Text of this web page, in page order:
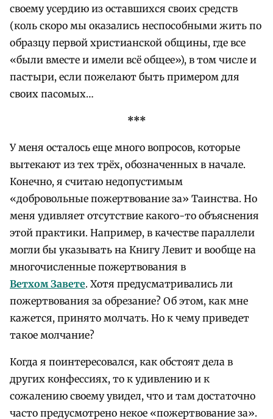
своему усердию из оставшихся своих средств
(коль скоро мы оказались неспособными жить по
образцу первой христианской общины, где все
«были вместе и имели всё общее»), в том числе и
пастыри, если пожелают быть примером для
своих пасомых…
***
У меня осталось еще много вопросов, которые
вытекают из тех трёх, обозначенных в начале.
Конечно, я считаю недопустимым
«добровольные пожертвование за» Таинства. Но
меня удивляет отсутствие какого-то объяснения
этой практики. Например, в качестве параллели
могли бы указывать на Книгу Левит и вообще на
многочисленные пожертвования в
Ветхом Завете. Хотя предусматривались ли
пожертвования за обрезание? Об этом, как мне
кажется, принято молчать. Но к чему приведет
такое молчание?
Когда я поинтересовался, как обстоят дела в
других конфессиях, то к удивлению и к
сожалению своему увидел, что и там достаточно
часто предусмотрено некое «пожертвование за».